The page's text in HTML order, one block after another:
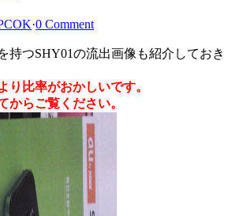
·0 Comment
持つSHY01の流出画像も紹介しておき
り比率がおかしいです。
からご覧ください。